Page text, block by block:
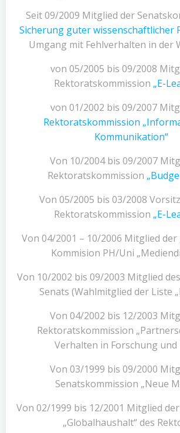
Seit 09/2009 Mitglied der
Sicherung guter wissenschaftlicher
Umgang mit Fehlverhalten in der
von 05/2005 bis 09/2008
Rektoratskommission „E-
von 01/2002 bis 09/2007
Rektoratskommission
Kommunikation“
Von 10/2004 bis 09/2007
Rektoratskommission
Von 05/2005 bis 03/2008
Rektoratskommission „E-
Von 04/2001 – 10/2006 Mitglied
Kommision PH/Uni
Von 10/2002 bis 09/2003 Mitglied
Senats (Wahlmitglied der Liste
Von 04/2002 bis 12/2003
Rektoratskommission
Verhalten in Forschung und
Von 03/1999 bis 09/2000
Senatskommission „Neue
Von 02/1999 bis 12/2001 Mitglied
„Globalhaushalt“ des